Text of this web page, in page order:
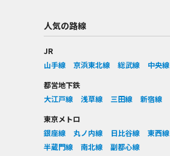
人気の路線
JR
山手線
京浜東北線 総武線 中央線
都営地下鉄
大江戸線
浅草線 三田線
新宿線
東京メトロ
銀座線
丸ノ内線 日比谷線 東西線
半蔵門線
南北線 副都心線